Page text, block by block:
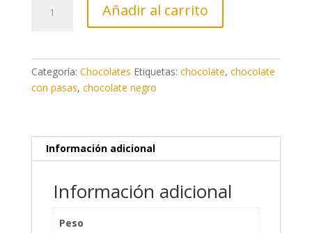
Artesano
DULCE
cantidad
Añadir al carrito
Categoría: Chocolates Etiquetas: chocolate, chocolate
con pasas, chocolate negro
Información adicional
Información adicional
Peso